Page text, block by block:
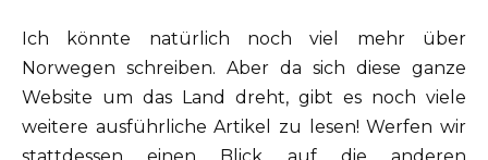
Ich könnte natürlich noch viel mehr über
Norwegen schreiben. Aber da sich diese ganze
Website um das Land dreht, gibt es noch viele
weitere ausführliche Artikel zu lesen! Werfen wir